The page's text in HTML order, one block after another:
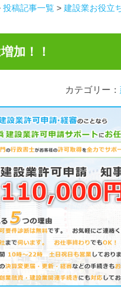
投稿記事一覧 > 建設業お役立
加！！
カテゴリー：